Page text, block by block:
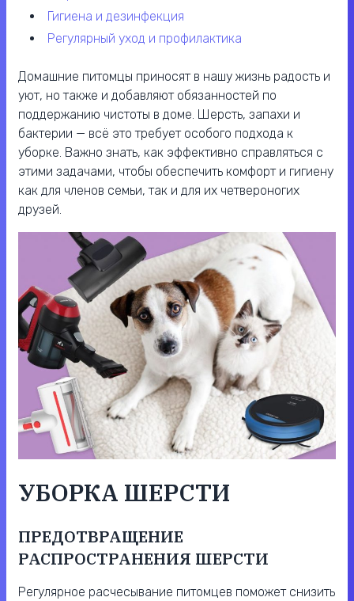
гигиена и дезинфекция
регулярный уход и профилактика
Домашние питомцы приносят в нашу жизнь радость и
уют, но также и добавляют обязанностей по
поддержанию чистоты в доме. Шерсть, запахи и
бактерии — всё это требует особого подхода к
уборке. Важно знать, как эффективно справляться с
этими задачами, чтобы обеспечить комфорт и гигиену
как для членов семьи, так и для их четвероногих
друзей.
УБОРКА ШЕРСТИ
ПРЕДОТВРАЩЕНИЕ
РАСПРОСТРАНЕНИЯ ШЕРСТИ
Регулярное расчесывание питомцев поможет снизить